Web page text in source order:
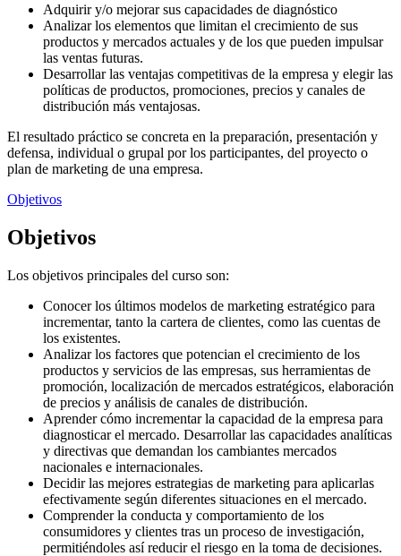
Adquirir y/o mejorar sus capacidades de diagnóstico
Analizar los elementos que limitan el crecimiento de sus
productos y mercados actuales y de los que pueden impulsar
las ventas futuras.
Desarrollar las ventajas competitivas de la empresa y elegir las
políticas de productos, promociones, precios y canales de
distribución más ventajosas.
El resultado práctico se concreta en la preparación, presentación y
defensa, individual o grupal por los participantes, del proyecto o
plan de marketing de una empresa.
Objetivos
Objetivos
Los objetivos principales del curso son:
Conocer los últimos modelos de marketing estratégico para
incrementar, tanto la cartera de clientes, como las cuentas de
los existentes.
Analizar los factores que potencian el crecimiento de los
productos y servicios de las empresas, sus herramientas de
promoción, localización de mercados estratégicos, elaboración
de precios y análisis de canales de distribución.
Aprender cómo incrementar la capacidad de la empresa para
diagnosticar el mercado. Desarrollar las capacidades analíticas
y directivas que demandan los cambiantes mercados
nacionales e internacionales.
Decidir las mejores estrategias de marketing para aplicarlas
efectivamente según diferentes situaciones en el mercado.
Comprender la conducta y comportamiento de los
consumidores y clientes tras un proceso de investigación,
permitiéndoles así reducir el riesgo en la toma de decisiones.